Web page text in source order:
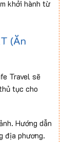
khởi hành từ
(Ăn
Travel sẽ
tục cho
Hướng dẫn
địa phương.